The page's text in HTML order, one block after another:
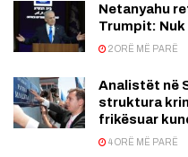
Netanyahu
Trumpit:
2 ORË MË PARË
Analistët në
struktura
frikësuar
4 ORË MË PARË